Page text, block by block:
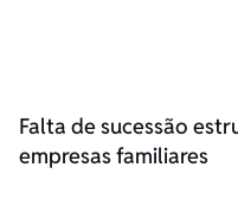
Falta de sucessão
empresas familiares